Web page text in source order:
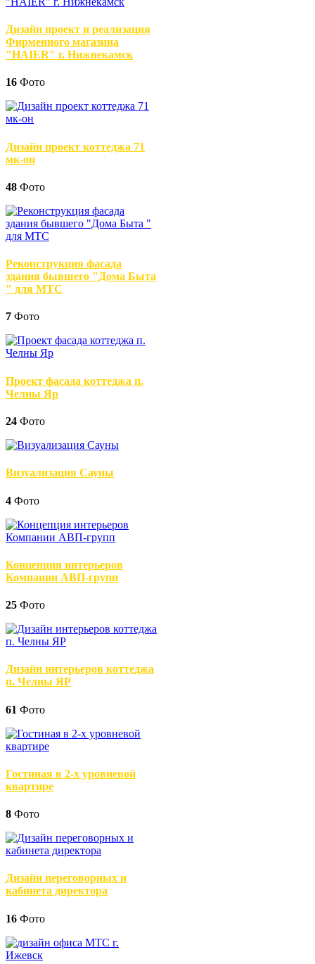
Дизайн проект и реализация
Фирменного магазина
"HAIER" г. Нижнекамск
16 Фото
Дизайн проект коттеджа 71
мк-он
48 Фото
Реконструкция фасада
здания бывшего "Дома Быта
" для МТС
7 Фото
Проект фасада коттеджа п.
Челны Яр
24 Фото
Визуализация Сауны
4 Фото
Концепция интерьеров
Компании АВП-групп
25 Фото
Дизайн интерьеров коттеджа
п. Челны ЯР
61 Фото
Гостиная в 2-х уровневой
квартире
8 Фото
Дизайн переговорных и
кабинета директора
16 Фото